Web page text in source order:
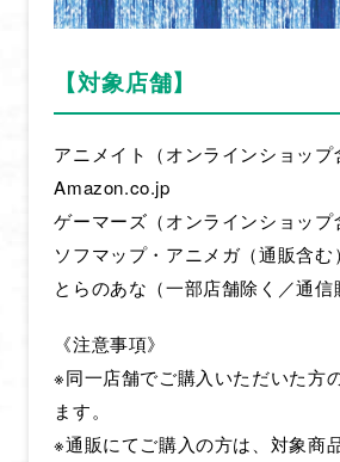
SPECIAL
OFFICIAL
【対象店舗】
アニメイト（オンラインショップ
Amazon.co.jp
ゲーマーズ（オンラインショップ
ソフマップ・アニメガ（通販含む）
とらのあな（一部店舗除く／通信
《注意事項》
※同一店舗でご購入いただいた方
ます。
※通販にてご購入の方は、対象商